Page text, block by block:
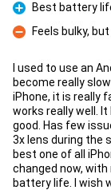
Fördelar
Best battery
Nackdelar
Feels bulky,
I used to use an
become really
iPhone, it is really
works really well.
good. Has few
3x lens during the
best one of all
changed now,
battery life. I wish